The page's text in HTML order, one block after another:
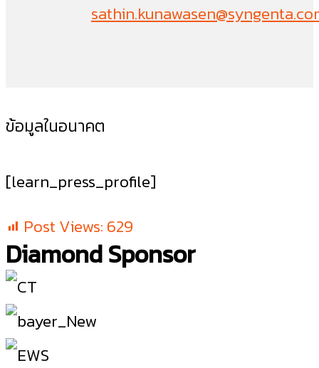
ข้อมูลในอนาคต
[learn_press_profile]
Post Views: 629
Diamond Sponsor